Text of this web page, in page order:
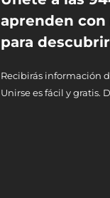
aprenden
para
Recibirás información
Unirse es fácil y gratis.